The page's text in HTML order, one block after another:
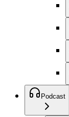
Podcast